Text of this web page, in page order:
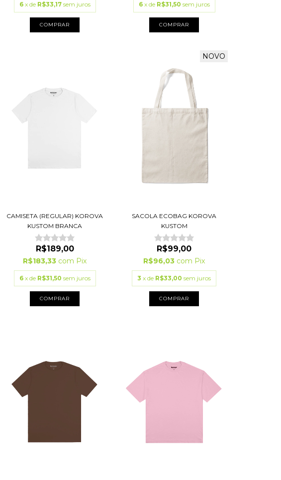
6 x de R$33,17 sem juros
COMPRAR
6 x de R$31,50 sem juros
COMPRAR
CAMISETA (REGULAR) KOROVA
KUSTOM BRANCA
R$189,00
R$183,33 com Pix
6 x de R$31,50 sem juros
COMPRAR
NOVO
SACOLA ECOBAG KOROVA
KUSTOM
R$99,00
R$96,03 com Pix
3 x de R$33,00 sem juros
COMPRAR